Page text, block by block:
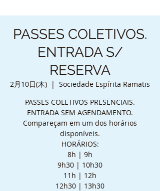
PASSES COLETIVOS.
ENTRADA S/
RESERVA
2月10日(木)
  |
Sociedade Espírita Ramatis
PASSES COLETIVOS PRESENCIAIS.
ENTRADA SEM AGENDAMENTO.
Compareçam em um dos horários
disponíveis.
HORÁRIOS:
8h | 9h
9h30 | 10h30
11h | 12h
12h30 | 13h30